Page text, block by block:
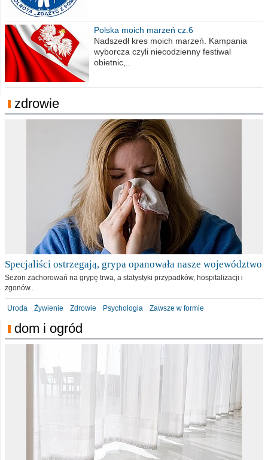
Polska moich marzeń cz.6
Nadszedł kres moich marzeń. Kampania
wyborcza czyli niecodzienny festiwal
obietnic,..
zdrowie
Specjaliści ostrzegają, grypa opanowała nasze województwo
Sezon zachorowań na grypę trwa, a statystyki przypadków, hospitalizacji i
zgonów..
Uroda Żywienie Zdrowie Psychologia Zawsze w formie
dom i ogród